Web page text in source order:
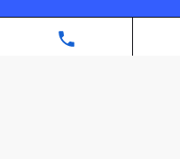
Автономная